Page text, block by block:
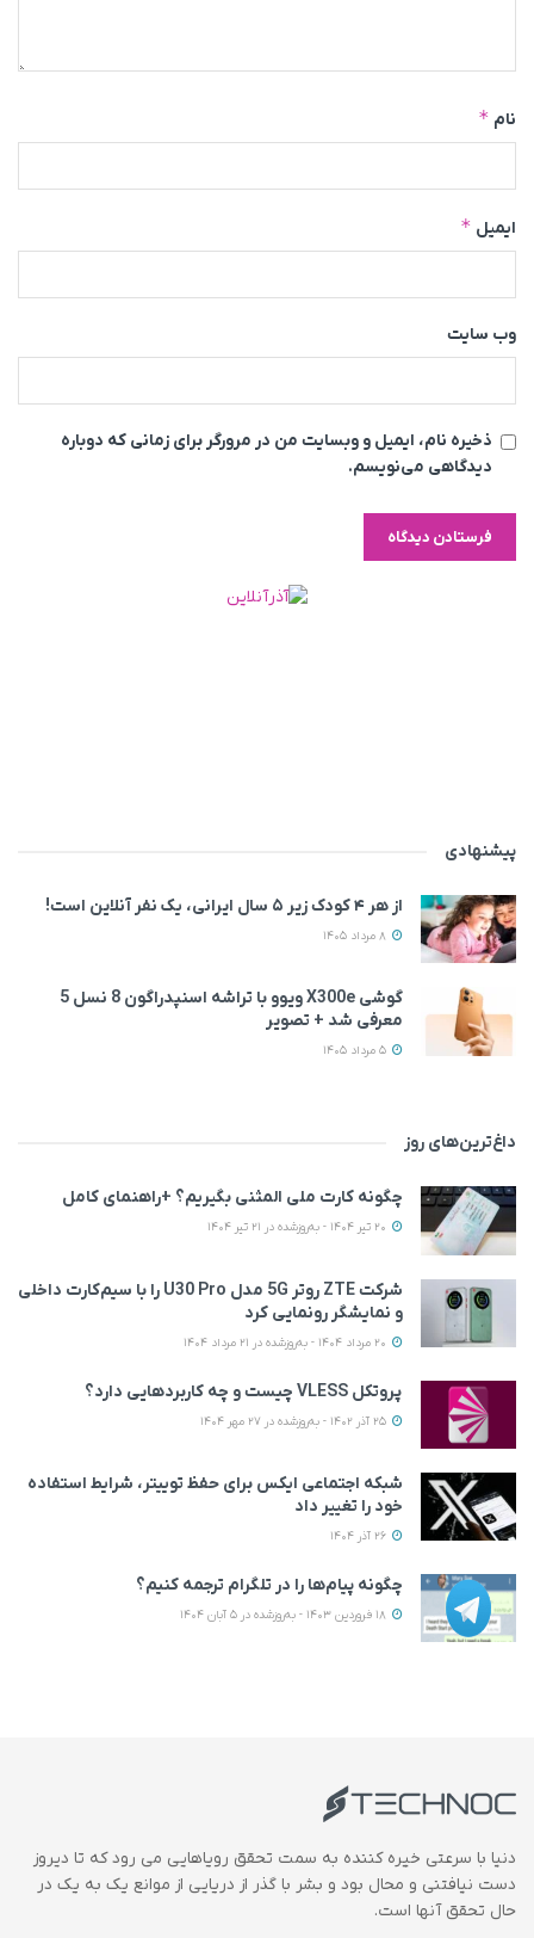
نام *
ایمیل *
وب‌ سایت
ذخیره نام، ایمیل و وبسایت من در مرورگر برای زمانی که دوباره
دیدگاهی می‌نویسم.
پیشنهادی
از هر ۴ کودک زیر ۵ سال ایرانی، یک نفر آنلاین است!
گوشی X300e ویوو با تراشه اسنپدراگون 8 نسل 5
معرفی شد + تصویر
داغ‌ترین‌های روز
چگونه کارت ملی المثنی بگیریم؟ +راهنمای کامل
شرکت ZTE روتر 5G مدل U30 Pro را با سیم‌کارت داخلی
و نمایشگر رونمایی کرد
پروتکل VLESS چیست و چه کاربردهایی دارد؟
شبکه اجتماعی ایکس برای حفظ توییتر، شرایط استفاده
خود را تغییر داد
چگونه پیام‌ها را در تلگرام ترجمه کنیم؟
دنیا با سرعتی خیره کننده به سمت تحقق رویاهایی می رود که تا دیروز
دست نیافتنی و محال بود و بشر با گذر از دریایی از موانع یک به یک در
حال تحقق آنها است.